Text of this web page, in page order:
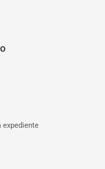
expediente